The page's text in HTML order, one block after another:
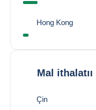
Hong Kong
Mal ithalatıı
Çin